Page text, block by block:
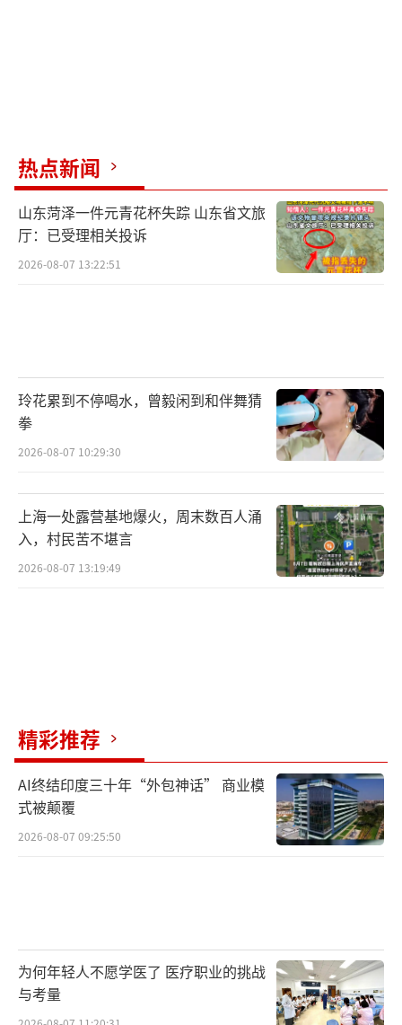
热点新闻
山东菏泽一件元青花杯失踪 山东省文旅
厅：已受理相关投诉
2026-08-07 13:22:51
玲花累到不停喝水，曾毅闲到和伴舞猜
拳
2026-08-07 10:29:30
上海一处露营基地爆火，周末数百人涌
入，村民苦不堪言
2026-08-07 13:19:49
精彩推荐
AI终结印度三十年“外包神话” 商业模
式被颠覆
2026-08-07 09:25:50
为何年轻人不愿学医了 医疗职业的挑战
与考量